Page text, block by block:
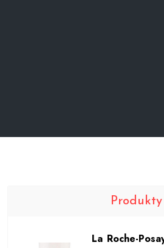
Produkty
La Roche-